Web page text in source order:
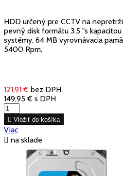
HDD určený pre CCTV na
pevný disk formátu 3.5 "s
systémy, 64 MB vyrovnávacia
5400 Rpm,
121,91 € bez DPH
149,95 € s DPH
 Vložiť do košíka
Viac
 na sklade